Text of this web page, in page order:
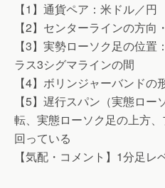
【1】通貨ペア：米ドル／円
【2】センターラインの方向
【3】実勢ローソク足の位
ラス3シグマラインの間
【4】ボリンジャーバンドの
【5】遅行スパン（実態ロ
転、実態ローソク足の上方
回っている
【気配・コメント】1分足レ